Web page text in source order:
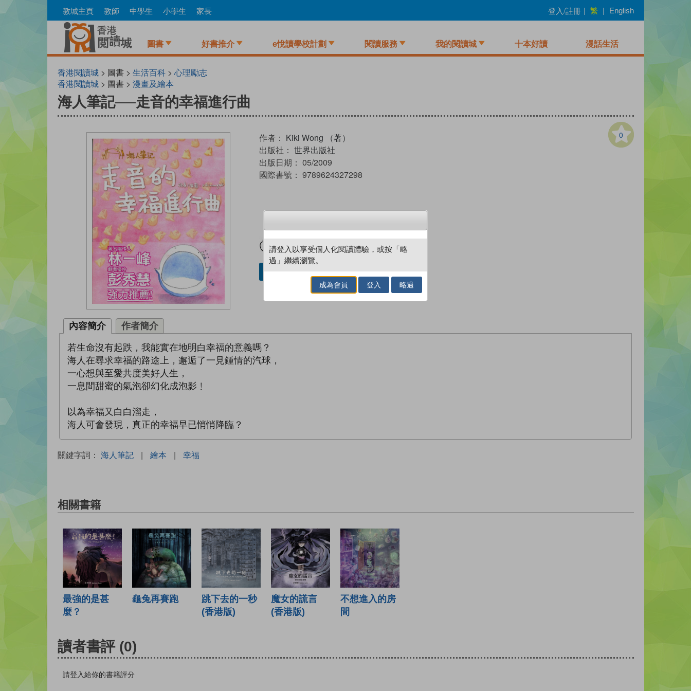
to
教城主頁 教師 中學生 小學生 家長 登入/註冊 | 繁 | English
圖書 好書推介 e悅讀學校計劃 閱讀服務 我的閱讀城 十本好讀 漫話生活
香港閱讀城> 圖書 > 生活百科> 心理勵志
香港閱讀城> 圖書 > 漫畫及繪本
海人筆記──走音的幸福進行曲
0
作者： Kiki Wong （著）
出版社： 世界出版社
出版日期： 05/2009
國際書號： 9789624327298
試閲 加入閱讀紀錄
借閱實體書
內容簡介 作者簡介
若生命沒有起跌，我能實在地明白幸福的意義嗎？
海人在尋求幸福的路途上，邂逅了一見鍾情的汽球，
一心想與至愛共度美好人生，
一息間甜蜜的氣泡卻幻化成泡影﹗
以為幸福又白白溜走，
海人可會發現，真正的幸福早已悄悄降臨？
關鍵字詞： 海人筆記 | 繪本 | 幸福
相關書籍
最強的是甚
麼？
龜兔再賽跑
跳下去的一秒
(香港版)
魔女的謊言
(香港版)
不想進入的房
間
讀者書評 (0)
請登入給你的書籍評分
請登入以享受個人化閱讀體驗，或按「略
過」繼續瀏覽。
成為會員 登入 略過